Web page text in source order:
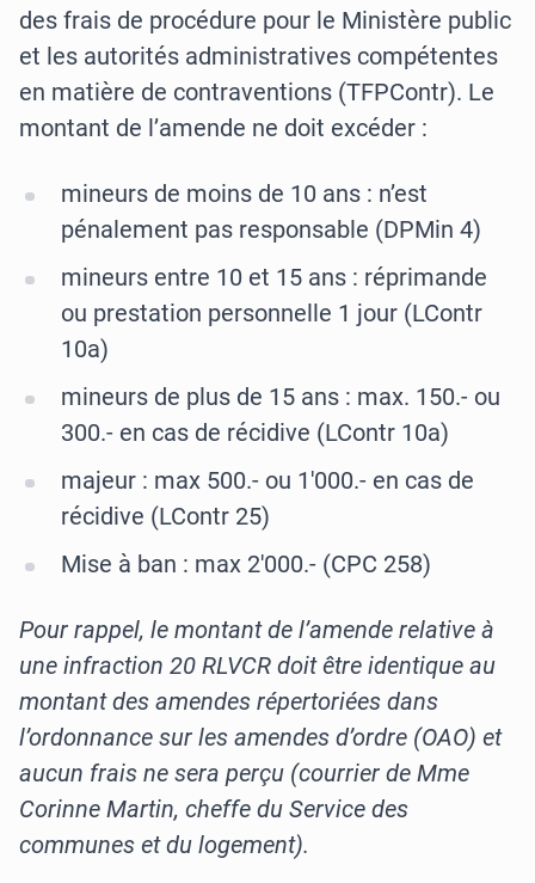
des frais de procédure pour le Ministère public
et les autorités administratives compétentes
en matière de contraventions (TFPContr). Le
montant de l’amende ne doit excéder :
mineurs de moins de 10 ans : n’est
pénalement pas responsable (DPMin 4)
mineurs entre 10 et 15 ans : réprimande
ou prestation personnelle 1 jour (LContr
10a)
mineurs de plus de 15 ans : max. 150.- ou
300.- en cas de récidive (LContr 10a)
majeur : max 500.- ou 1'000.- en cas de
récidive (LContr 25)
Mise à ban : max 2'000.- (CPC 258)
Pour rappel, le montant de l’amende relative à
une infraction 20 RLVCR doit être identique au
montant des amendes répertoriées dans
l’ordonnance sur les amendes d’ordre (OAO) et
aucun frais ne sera perçu (courrier de Mme
Corinne Martin, cheffe du Service des
communes et du logement).